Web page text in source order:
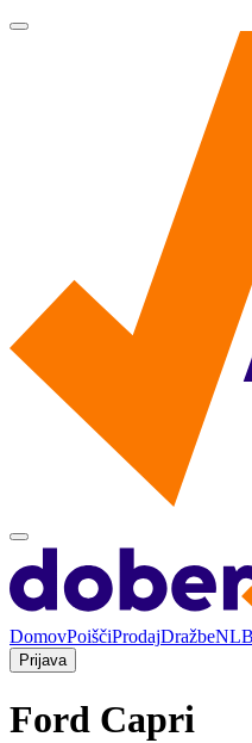
DomovPoiščiProdajDražbe
Prijava
Ford Capri